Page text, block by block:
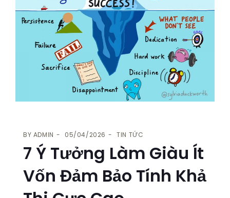
BY ADMIN 05/04/2026 TIN TỨC
7 Ý Tưởng Làm Giàu Ít
Vốn Đảm Bảo Tính Khả